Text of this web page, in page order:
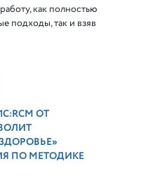
как полностью
подходы, так и взяв
ОТ
ПО МЕТОДИКЕ